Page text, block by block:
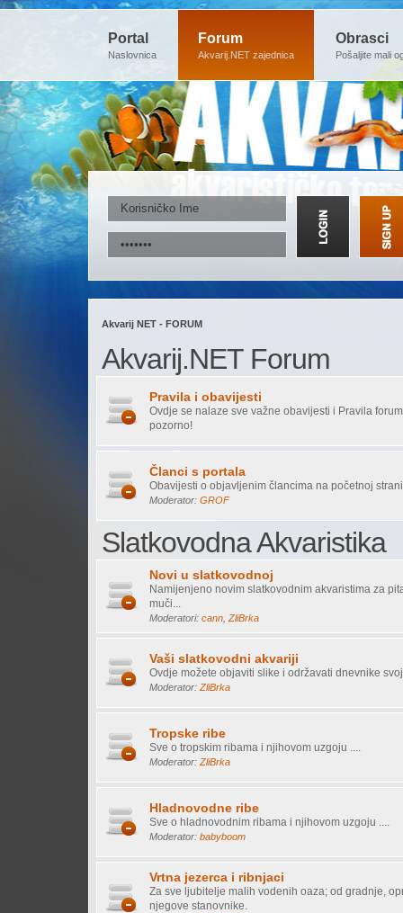
Portal
Naslovnica
Forum
Akvarij.NET zajednica
Obrasci
Pošaljite mali
Akvarij NET - FORUM
Akvarij.NET Forum
Pravila i obavijesti
Ovdje se nalaze sve važne obavijesti i Pravila
pozorno!
Članci s portala
Obavijesti o objavljenim člancima na početnoj
Moderator: GROF
Slatkovodna Akvaristika
Novi u slatkovodnoj
Namijenjeno novim slatkovodnim akvaristima za
muči...
Moderatori: cann ZliBrka
Vaši slatkovodni akvariji
Ovdje možete objaviti slike i održavati dnevnike
Moderator: ZliBrka
Tropske ribe
Sve o tropskim ribama i njihovom uzgoju ....
Moderator: ZliBrka
Hladnovodne ribe
Sve o hladnovodnim ribama i njihovom uzgoju ....
Moderator: babyboom
Vrtna jezerca i ribnjaci
Za sve ljubitelje malih vodenih oaza; od gradnje,
njegove stanovnike.